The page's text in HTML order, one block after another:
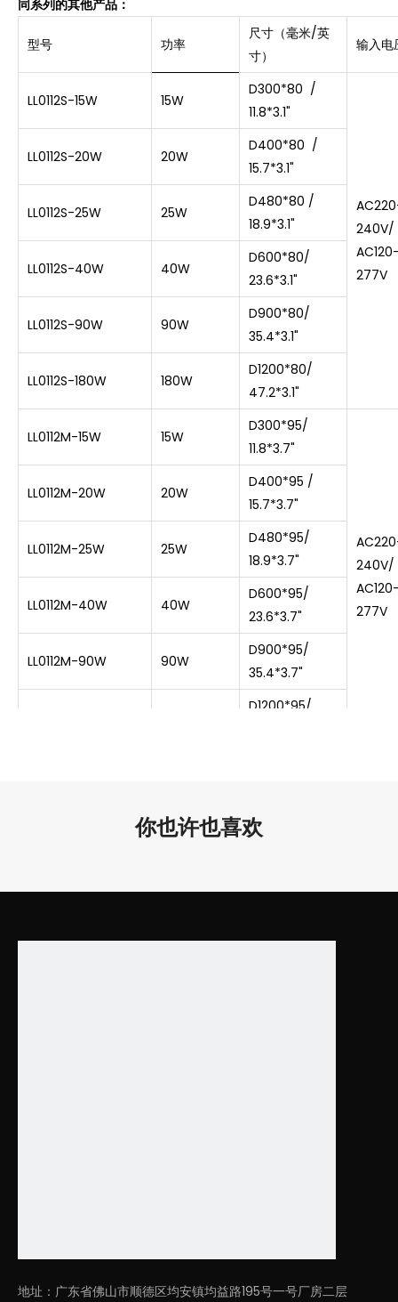
同系列的其他产品：
型号 功率
尺寸（毫米/英
寸）
输入
LL0112S-15W 15W
D300*80 /
11.8*3.1"
240V/
277V
LL0112S-20W 20W
D400*80 /
15.7*3.1"
LL0112S-25W 25W
D480*80 /
18.9*3.1"
LL0112S-40W 40W
D600*80/
23.6*3.1"
LL0112S-90W 90W
D900*80/
35.4*3.1"
LL0112S-180W 180W
D1200*80/
47.2*3.1"
LL0112M-15W 15W
D300*95/
11.8*3.7"
240V/
277V
LL0112M-20W 20W
D400*95 /
15.7*3.7"
LL0112M-25W 25W
D480*95/
18.9*3.7"
LL0112M-40W 40W
D600*95/
23.6*3.7"
LL0112M-90W 90W
D900*95/
35.4*3.7"
D1200*95/
277V
40W
D630*
24.8*3.7"
36.6*3.7"
LL0112R-150W 150W
我们的核心竞争力：
你也许也喜欢
地址：广东省佛山市顺德区均安镇均益路195号一号厂房二层